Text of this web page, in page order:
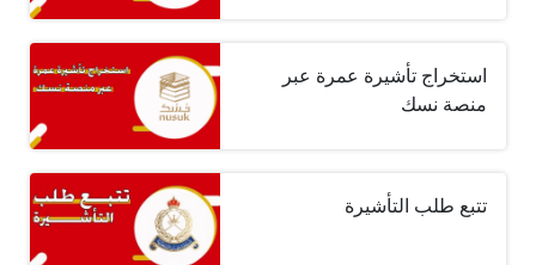
استخراج تأشيرة عمرة عبر
منصة نسك
تتبع طلب التأشيرة